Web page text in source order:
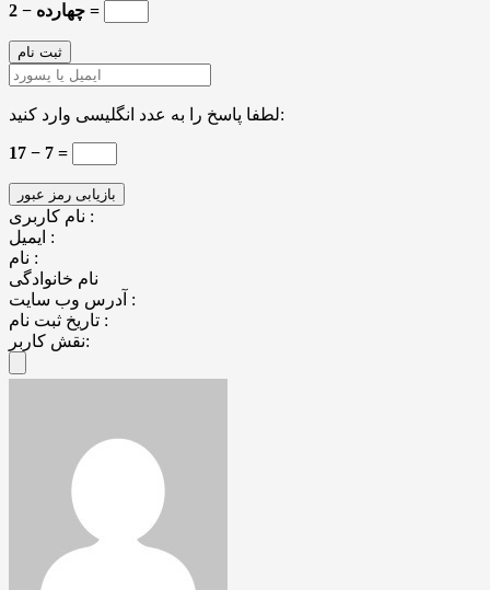
چهارده − 2 =
لطفا پاسخ را به عدد انگلیسی وارد کنید:
17 − 7 =
نام کاربری :
ایمیل :
نام :
نام خانوادگی
آدرس وب سایت :
تاریخ ثبت نام :
نقش کاربر: